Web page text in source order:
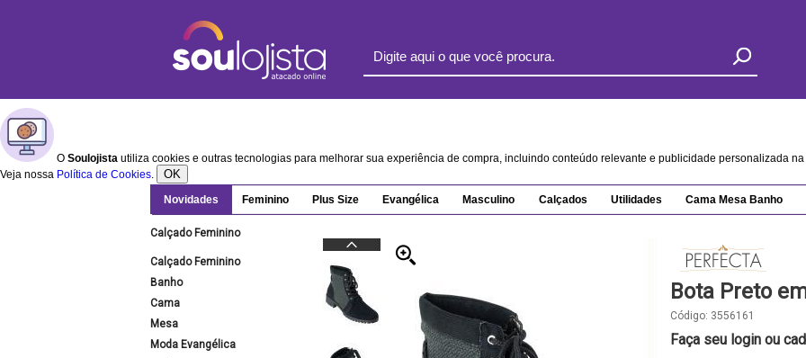
O Soulojista utiliza cookies e outras tecnologias para melhorar sua experiência de compra, incluindo conteúdo relevante e publicidade personalizada
Veja nossa Política de Cookies. OK
Novidades Feminino Plus Size Evangélica Masculino Calçados Utilidades Cama Mesa Banho
Calçado Feminino
Calçado Feminino
Banho
Cama
Mesa
Moda Evangélica
Bota Preto
Código: 3556161
Faça seu login ou